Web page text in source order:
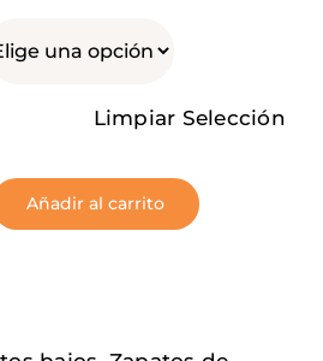
Limpiar Selección
Añadir al carrito